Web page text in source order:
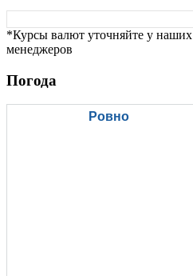
*Курсы валют уточняйте у наших
менеджеров
Погода
Ровно